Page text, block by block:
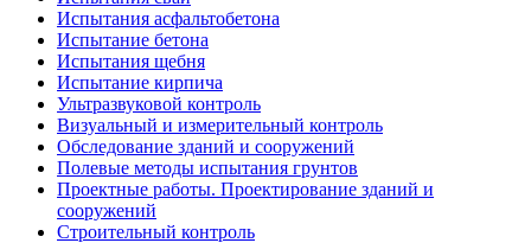
Испытания асфальтобетона
Испытание бетона
Испытания щебня
Испытание кирпича
Ультразвуковой контроль
Визуальный и измерительный контроль
Обследование зданий и сооружений
Полевые методы испытания грунтов
Проектные работы. Проектирование зданий и
сооружений
Строительный контроль